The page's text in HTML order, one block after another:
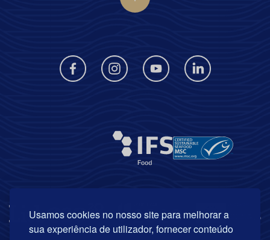
Usamos cookies no nosso site para melhorar a
sua experiência de utilizador, fornecer conteúdo